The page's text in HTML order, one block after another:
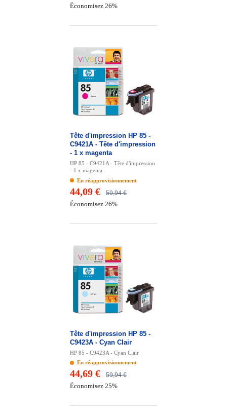
Économisez 26%
Tête d'impression HP 85 -
C9421A - Tête d'impression
- 1 x magenta
HP 85 - C9421A - Tête d'impression
- 1 x magenta
En réapprovisionnement
59,94 €
44,09 €
Économisez 26%
Tête d'impression HP 85 -
C9423A - Cyan Clair
HP 85 - C9423A - Cyan Clair
En réapprovisionnement
59,94 €
44,69 €
Économisez 25%